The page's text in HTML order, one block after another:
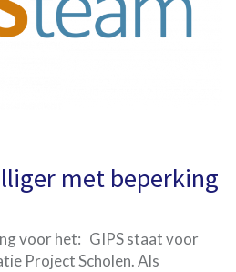
met beperking
voor het: GIPS staat voor
Project Scholen. Als